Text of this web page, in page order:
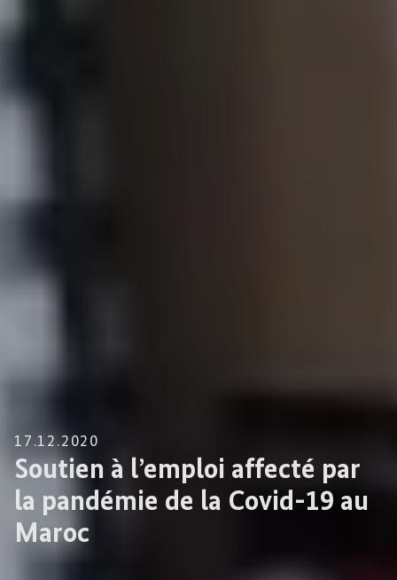
17.12.2020
Soutien à l’emploi affecté par
la pandémie de la Covid-19 au
Maroc